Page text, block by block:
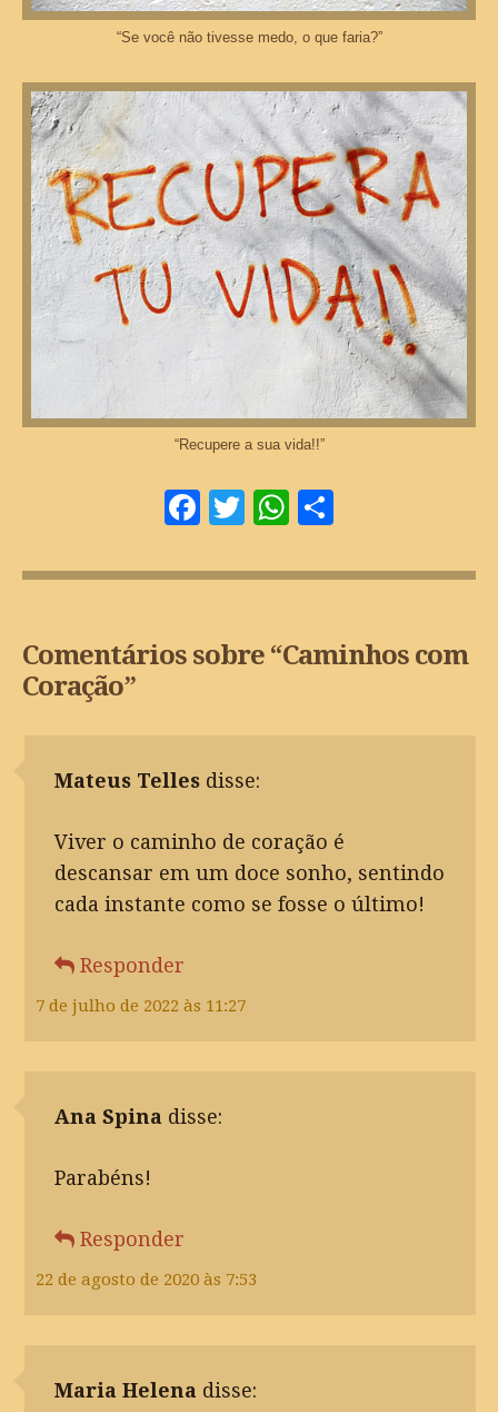
“Se você não tivesse medo, o que faria?”
“Recupere a sua vida!!”
Facebook
Twitter
WhatsApp
Comentários sobre “Caminhos com
Coração”
Mateus Telles disse:
7 de julho de 2022 às 11:27
Viver o caminho de coração é
descansar em um doce sonho, sentindo
cada instante como se fosse o último!
Responder
Ana Spina disse:
22 de agosto de 2020 às 7:53
Parabéns!
Responder
Maria Helena disse: